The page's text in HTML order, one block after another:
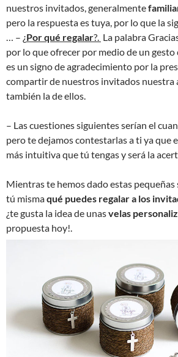
nuestros invitados, generalmente
pero la respuesta es tuya, por lo que la
… – ¿Por qué regalar?. La palabra
por lo que ofrecer por medio de un gesto
es un signo de agradecimiento por la
compartir de nuestros invitados nuestra
también la de ellos.
– Las cuestiones siguientes serían el
pero te dejamos contestarlas a ti ya que
más intuitiva que tú tengas y será la
Mientras te hemos dado estas pequeñas
tú mismaqué puedes regalar a los
¿te gusta la idea de unasvelas
propuesta hoy!.